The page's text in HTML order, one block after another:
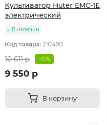
Культиватор Huter ЕМС-1E
электрический
В наличии
Код товара: 210490
10 611 р -10%
9 550 р
В корзину